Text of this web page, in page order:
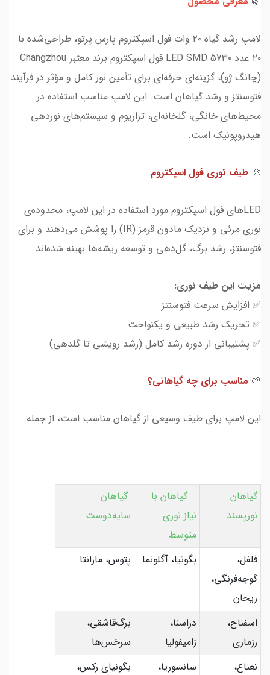
لامپ رشد گیاه ۲۰ وات فول اسپکتروم پارس پرتو، طراحی‌شده با
۲۰ عدد LED SMD 5730 فول اسپکتروم برند معتبر Changzhou
(چانگ ژو)، گزینه‌ای حرفه‌ای برای تأمین نور کامل و مؤثر در فرآیند
فتوسنتز و رشد گیاهان است. این لامپ مناسب استفاده در
محیط‌های خانگی، گلخانه‌ای، تراریوم و سیستم‌های نوردهی
هیدروپونیک است.
🎨 طیف نوری فول اسپکتروم
LEDهای فول اسپکتروم مورد استفاده در این لامپ، محدوده‌ی
نوری مرئی و نزدیک مادون قرمز (IR) را پوشش می‌دهند و برای
فتوسنتز، رشد برگ، گل‌دهی و توسعه ریشه‌ها بهینه شده‌اند.
مزیت این طیف نوری:
✅ افزایش سرعت فتوسنتز
✅ تحریک رشد طبیعی و یکنواخت
✅ پشتیبانی از دوره رشد کامل (رشد رویشی تا گلدهی)
🌱 مناسب برای چه گیاهانی؟
این لامپ برای طیف وسیعی از گیاهان مناسب است، از جمله:
گیاهان
نورپسند
گیاهان با
نیاز نوری
متوسط
گیاهان
سایه‌دوست
فلفل،
گوجه‌فرنگی،
ریحان
بگونیا، آگلونما پتوس، مارانتا
اسفناج،
رزماری
دراسنا،
زامیفولیا
برگ‌قاشقی،
سرخس‌ها
نعناع،
سانسوریا،
بگونیای رکس،